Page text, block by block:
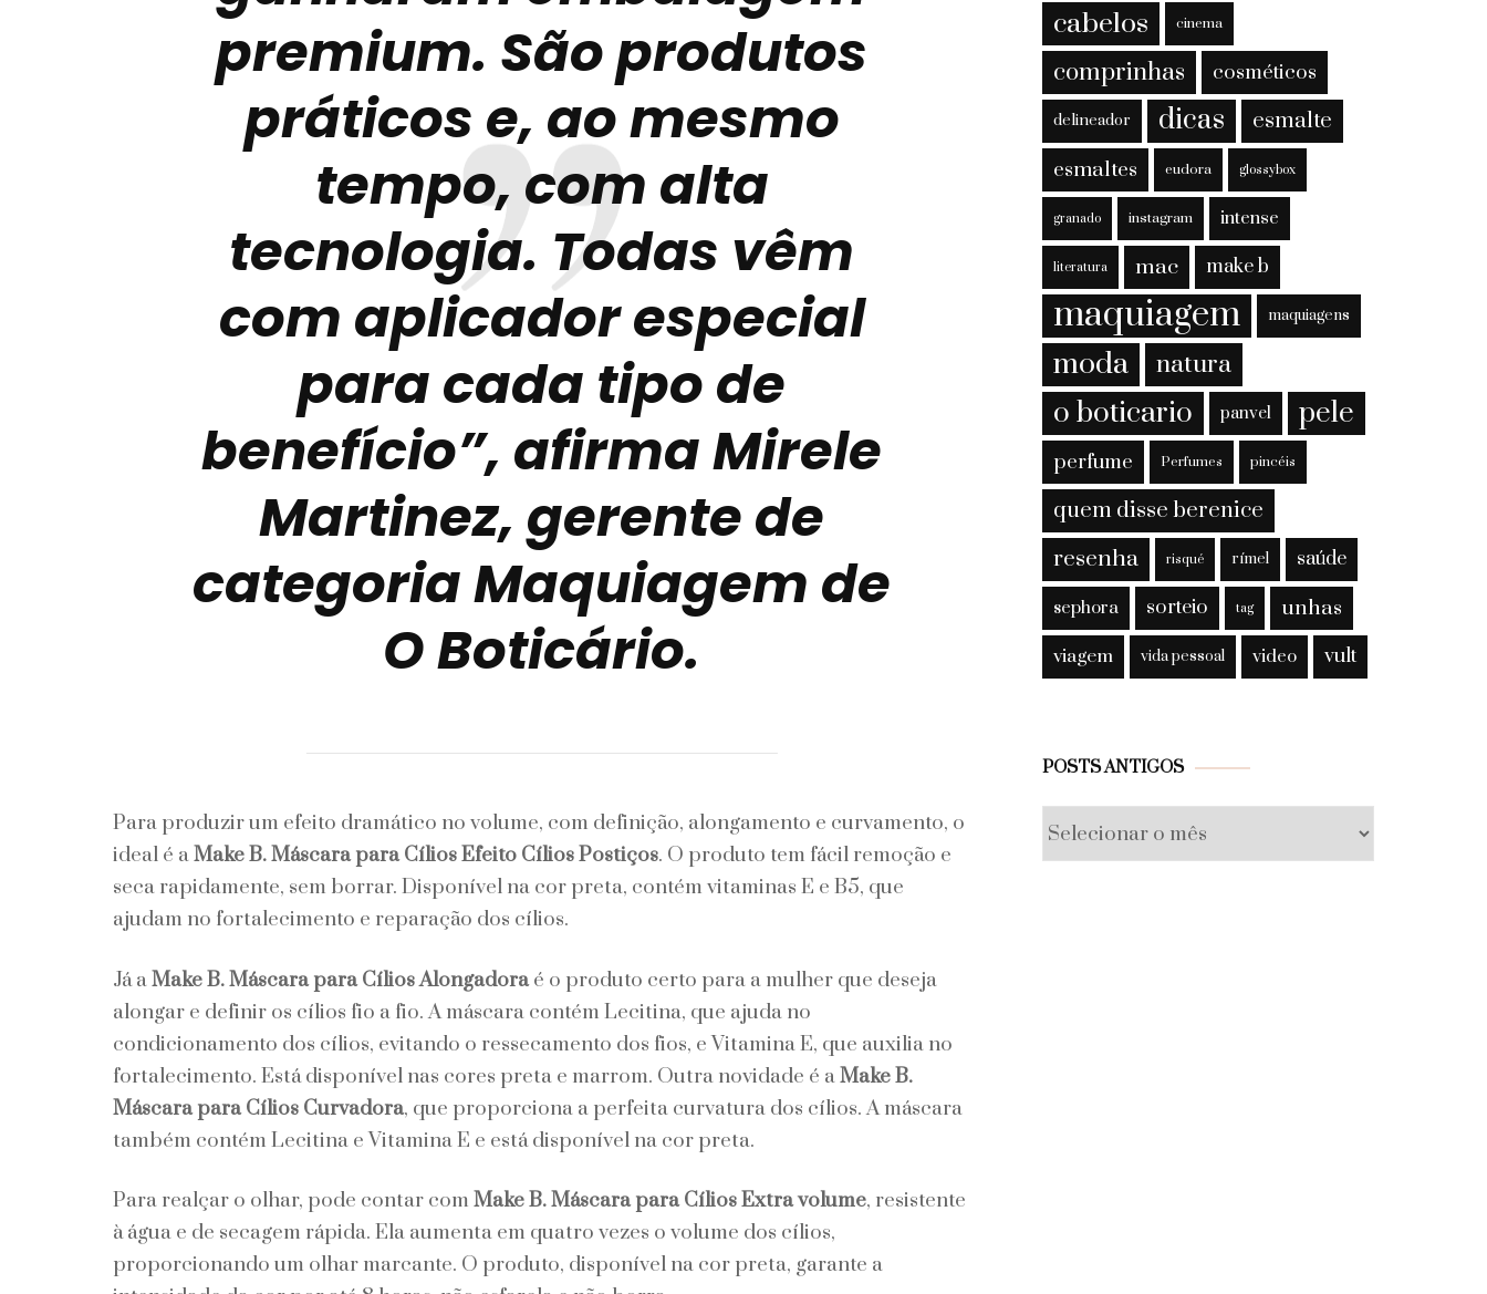
premium. São produtos
práticos e, ao mesmo
tempo, com alta
tecnologia. Todas vêm
com aplicador especial
para cada tipo de
benefício”, afirma Mirele
Martinez, gerente de
categoria Maquiagem de
O Boticário.
Para produzir um efeito dramático no volume, com definição, alongamento e curvamento, o
ideal é aMake B. Máscara para Cílios Efeito Cílios Postiços. O produto tem fácil remoção e
seca rapidamente, sem borrar. Disponível na cor preta, contém vitaminas E e B5, que
ajudam no fortalecimento e reparação dos cílios.
Já aMake B. Máscara para Cílios Alongadoraé o produto certo para a mulher que deseja
alongar e definir os cílios fio a fio. A máscara contém Lecitina, que ajuda no
condicionamento dos cílios, evitando o ressecamento dos fios, e Vitamina E, que auxilia no
fortalecimento. Está disponível nas cores preta e marrom. Outra novidade é aMake B.
Máscara para Cílios Curvadora, que proporciona a perfeita curvatura dos cílios. A máscara
também contém Lecitina e Vitamina E e está disponível na cor preta.
Para realçar o olhar, pode contar com Make B. Máscara para Cílios Extra volume, resistente
à água e de secagem rápida. Ela aumenta em quatro vezes o volume dos cílios,
proporcionando um olhar marcante. O produto, disponível na cor preta, garante a
cabelos cinema
comprinhas cosméticos
delineador dicas esmalte
esmaltes eudora glossybox
granado instagram intense
literatura mac make b
maquiagem maquiagens
moda natura
o boticario panvel pele
perfume Perfumes pincéis
quem disse berenice
resenha risqué rímel saúde
sephora sorteio tag unhas
viagem vida pessoal video vult
POSTS ANTIGOS
Posts